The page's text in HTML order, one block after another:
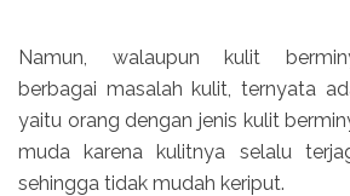
Namun, walaupun kulit
berbagai masalah kulit, ternyata
yaitu orang dengan jenis kulit
muda karena kulitnya selalu
sehingga tidak mudah keriput.